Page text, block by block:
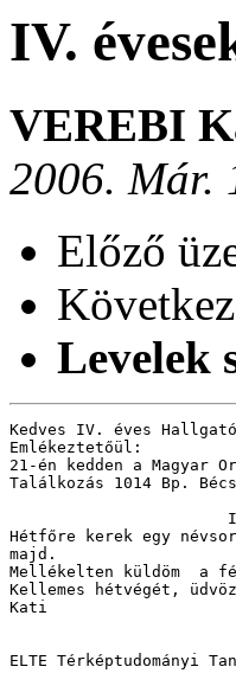
IV.
VEREBI
2006. Már.
Előző
Levelek
Kedves IV. éves
Emlékeztetőül:
21-én kedden a Magyar
Találkozás 1014 Bp.
Hétfőre kerek egy
majd.
Mellékelten küldöm  a
Kellemes hétvégét,
Kati
ELTE Térképtudományi